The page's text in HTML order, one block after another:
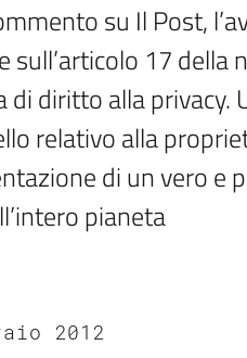
su Il Post,
sull’articolo 17
di diritto alla privacy.
relativo alla
di un vero e
pianeta
2012